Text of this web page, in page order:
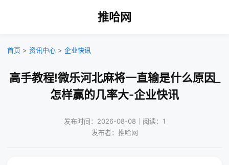
推哈网
首页 > 资讯中心 > 企业快讯
高手教程!微乐河北麻将一直输是什么原因_
怎样赢的几率大-企业快讯
发布时间：2026-08-08｜阅读：1
发布者：推哈网